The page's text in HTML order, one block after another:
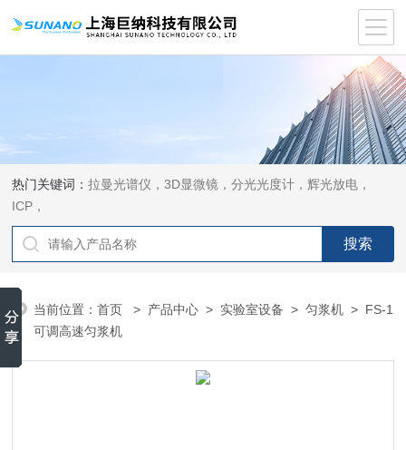
热门关键词：拉曼光谱仪，3D显微镜，分光光度计，辉光放电，
ICP，
当前位置：首页 > 产品中心 > 实验室设备 >匀浆机 > FS-1
可调高速匀浆机